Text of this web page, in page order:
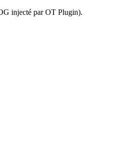
injecté par OT Plugin).